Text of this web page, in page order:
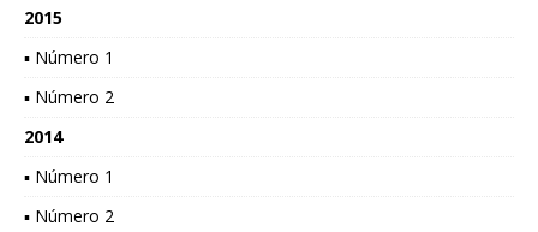
2015
▪ Número 1
▪ Número 2
2014
▪ Número 1
▪ Número 2